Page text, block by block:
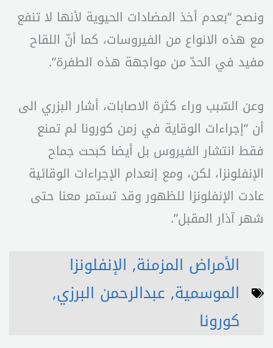
ونصح “بعدم أخذ المضادات الحيوية لأنها لا تنفع
مع هذه الانواع من الفيروسات، كما أنّ اللقاح
مفيد في الحدّ من مواجهة هذه الطفرة”.
وعن السّبب وراء كثرة الاصابات، أشار البزري الى
أن “إجراءات الوقاية في زمن كورونا لم تمنع
فقط انتشار الفيروس بل أيضا كبحت جماح
الإنفلونزا، لكن، ومع إنعدام الإجراءات الوقائية
عادت الإنفلونزا للظهور وقد تستمر معنا حتى
شهر آذار المقبل”.
الأمراض المزمنة, الإنفلونزا
الموسمية, عبدالرحمن البرزي,
كورونا